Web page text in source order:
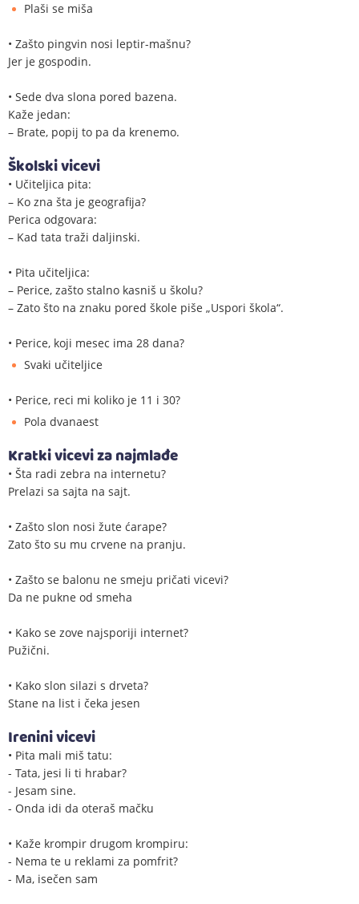
Plaši se miša
• Zašto pingvin nosi leptir-mašnu?
Jer je gospodin.
• Sede dva slona pored bazena.
Kaže jedan:
– Brate, popij to pa da krenemo.
Školski vicevi
• Učiteljica pita:
– Ko zna šta je geografija?
Perica odgovara:
– Kad tata traži daljinski.
• Pita učiteljica:
– Perice, zašto stalno kasniš u školu?
– Zato što na znaku pored škole piše „Uspori škola“.
• Perice, koji mesec ima 28 dana?
Svaki učiteljice
• Perice, reci mi koliko je 11 i 30?
Pola dvanaest
Kratki vicevi za najmlađe
• Šta radi zebra na internetu?
Prelazi sa sajta na sajt.
• Zašto slon nosi žute ćarape?
Zato što su mu crvene na pranju.
• Zašto se balonu ne smeju pričati vicevi?
Da ne pukne od smeha
• Kako se zove najsporiji internet?
Pužični.
• Kako slon silazi s drveta?
Stane na list i čeka jesen
Irenini vicevi
• Pita mali miš tatu:
- Tata, jesi li ti hrabar?
- Jesam sine.
- Onda idi da oteraš mačku
• Kaže krompir drugom krompiru:
- Nema te u reklami za pomfrit?
- Ma, isečen sam